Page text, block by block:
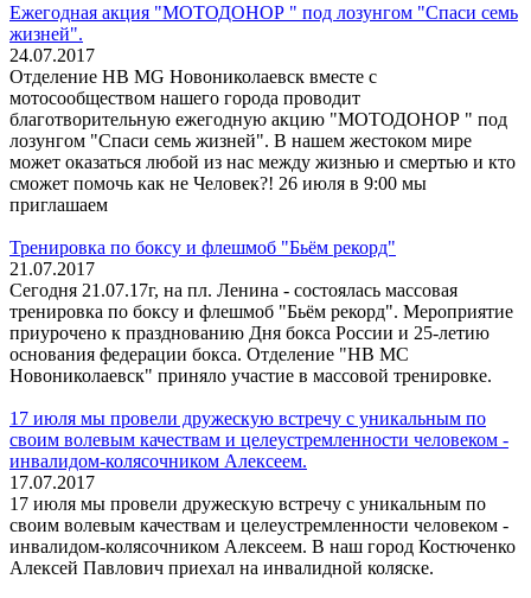
Ежегодная акция "МОТОДОНОР " под лозунгом "Спаси семь
жизней".
24.07.2017
Отделение НВ МG Новониколаевск вместе с
мотосообществом нашего города проводит
благотворительную ежегодную акцию "МОТОДОНОР " под
лозунгом "Спаси семь жизней". В нашем жестоком мире
может оказаться любой из нас между жизнью и смертью и кто
сможет помочь как не Человек?! 26 июля в 9:00 мы
приглашаем
Тренировка по боксу и флешмоб "Бьём рекорд"
21.07.2017
Сегодня 21.07.17г, на пл. Ленина - состоялась массовая
тренировка по боксу и флешмоб "Бьём рекорд". Мероприятие
приурочено к празднованию Дня бокса России и 25-летию
основания федерации бокса. Отделение "НВ МС
Новониколаевск" приняло участие в массовой тренировке.
17 июля мы провели дружескую встречу с уникальным по
своим волевым качествам и целеустремленности человеком -
инвалидом-колясочником Алексеем.
17.07.2017
17 июля мы провели дружескую встречу с уникальным по
своим волевым качествам и целеустремленности человеком -
инвалидом-колясочником Алексеем. В наш город Костюченко
Алексей Павлович приехал на инвалидной коляске.